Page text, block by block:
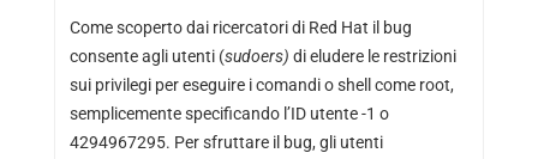
Come scoperto dai ricercatori di Red Hat il bug
consente agli utenti (sudoers) di eludere le restrizioni
sui privilegi per eseguire i comandi o shell come root,
semplicemente specificando l’ID utente -1 o
4294967295. Per sfruttare il bug, gli utenti